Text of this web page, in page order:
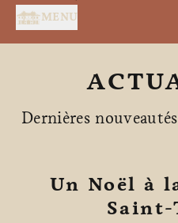
MENU
ACCUEIL
Dernières
Un Noël à
Saint-
Panneau de gestion des